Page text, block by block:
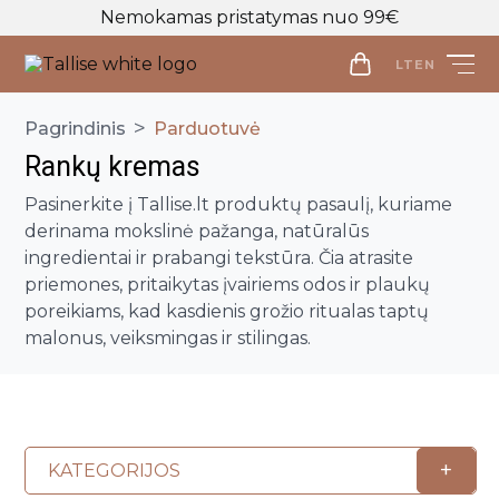
Nemokamas pristatymas nuo 99€
LT EN
Parduotuvė
Veido priežiūra
Visos priemonės
Makiažo valymo priemonės
Veido prausikliai
Veido kaukės
Kūno priežiūra
Visos priemonės
Kūno prausikliai, šveitikliai
Intymi priežiūra
Makiažo Priemonės
Veido kontūravimui
Plaukų šampūnai
Palaidinės
Naujienos
Pagrindinis > Parduotuvė
Rankų kremas
Pasinerkite į Tallise.lt produktų pasaulį, kuriame
derinama mokslinė pažanga, natūralūs
ingredientai ir prabangi tekstūra. Čia atrasite
priemones, pritaikytas įvairiems odos ir plaukų
poreikiams, kad kasdienis grožio ritualas taptų
malonus, veiksmingas ir stilingas.
KATEGORIJOS +